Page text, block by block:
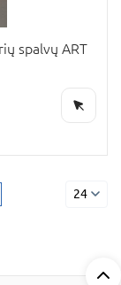
spalvų ART
24